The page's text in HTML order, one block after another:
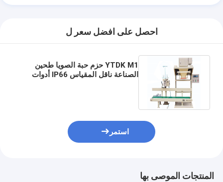
احصل على افضل سعر ل
YTDK M1 حزم حبة الصويا طحين
الصناعة ناقل المقياس IP66 أدوات
استمر
المنتجات الموصى بها